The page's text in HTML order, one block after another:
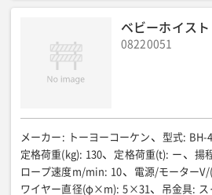
ベビーホイス
08220051
メーカー : トーヨーコーケン 型式: BH-
定格荷重(kg): 130 定格荷重(t): ー 揚
ロープ速度m/min: 10 電源/モーターV/
ワイヤー直径(φ×m): 5×31 吊金具: ス